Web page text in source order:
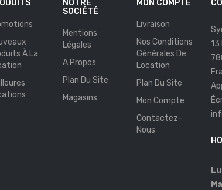
À La
NOTRE
SOCIÉTÉ
Mentions
Légales
A Propos
Plan Du Site
Magasins
MON COMPTE
Livraison
Nos Conditions
Générales De
Location
Plan Du Site
Mon Compte
Contactez-
Nous